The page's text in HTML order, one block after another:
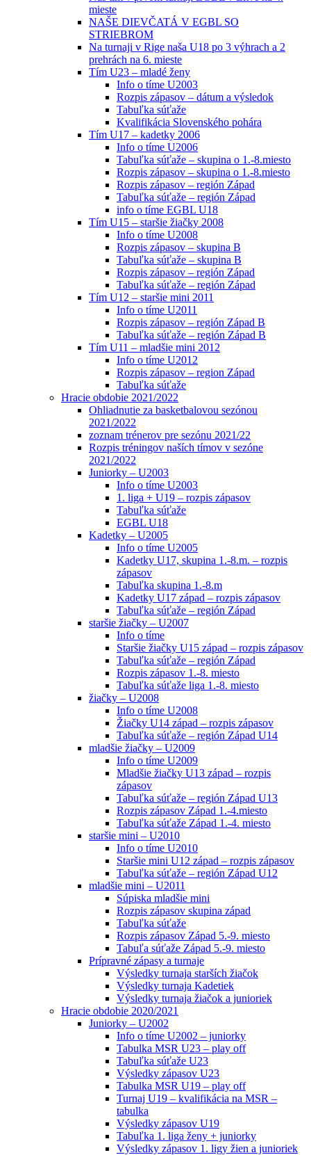
mieste
NAŠE DIEVČATÁ V EGBL SO
STRIEBROM
Na turnaji v Rige naša U18 po 3 výhrach a 2
prehrách na 6. mieste
Tím U23 – mladé ženy
Info o tíme U2003
Rozpis zápasov – dátum a výsledok
Tabuľka súťaže
Kvalifikácia Slovenského pohára
Tím U17 – kadetky 2006
Info o tíme U2006
Tabuľka súťaže – skupina o 1.-8.miesto
Rozpis zápasov – skupina o 1.-8.miesto
Rozpis zápasov – región Západ
Tabuľka súťaže – región Západ
info o tíme EGBL U18
Tím U15 – staršie žiačky 2008
Info o tíme U2008
Rozpis zápasov – skupina B
Tabuľka súťaže – skupina B
Rozpis zápasov – región Západ
Tabuľka súťaže – región Západ
Tím U12 – staršie mini 2011
Info o tíme U2011
Rozpis zápasov – región Západ B
Tabuľka súťaže – región Západ B
Tím U11 – mladšie mini 2012
Info o tíme U2012
Rozpis zápasov – region Západ
Tabuľka súťaže
Hracie obdobie 2021/2022
Ohliadnutie za basketbalovou sezónou
2021/2022
zoznam trénerov pre sezónu 2021/22
Rozpis tréningov naších tímov v sezóne
2021/2022
Juniorky – U2003
Info o tíme U2003
1. liga + U19 – rozpis zápasov
Tabuľka súťaže
EGBL U18
Kadetky – U2005
Info o tíme U2005
Kadetky U17, skupina 1.-8.m. – rozpis
zápasov
Tabuľka skupina 1.-8.m
Kadetky U17 západ – rozpis zápasov
Tabuľka súťaže – región Západ
staršie žiačky – U2007
Info o tíme
Staršie žiačky U15 západ – rozpis zápasov
Tabuľka súťaže – región Západ
Rozpis zápasov 1.-8. miesto
Tabuľka súťaže liga 1.-8. miesto
žiačky – U2008
Info o tíme U2008
Žiačky U14 západ – rozpis zápasov
Tabuľka súťaže – región Západ U14
mladšie žiačky – U2009
Info o tíme U2009
Mladšie žiačky U13 západ – rozpis
zápasov
Tabuľka súťaže – región Západ U13
Rozpis zápasov Západ 1.-4.miesto
Tabuľka súťaže Západ 1.-4. miesto
staršie mini – U2010
Info o tíme U2010
Staršie mini U12 západ – rozpis zápasov
Tabuľka súťaže – región Západ U12
mladšie mini – U2011
Súpiska mladšie mini
Rozpis zápasov skupina západ
Tabuľka súťaže
Rozpis zápasov Západ 5.-9. miesto
Tabuľa súťaže Západ 5.-9. miesto
Prípravné zápasy a turnaje
Výsledky turnaja starších žiačok
Výsledky turnaja Kadetiek
Výsledky turnaja žiačok a junioriek
Hracie obdobie 2020/2021
Juniorky – U2002
Info o tíme U2002 – juniorky
Tabulka MSR U23 – play off
Tabuľka súťaže U23
Výsledky zápasov U23
Tabulka MSR U19 – play off
Turnaj U19 – kvalifikácia na MSR –
tabulka
Výsledky zápasov U19
Tabuľka 1. liga ženy + juniorky
Výsledky zápasov 1. ligy žien a junioriek